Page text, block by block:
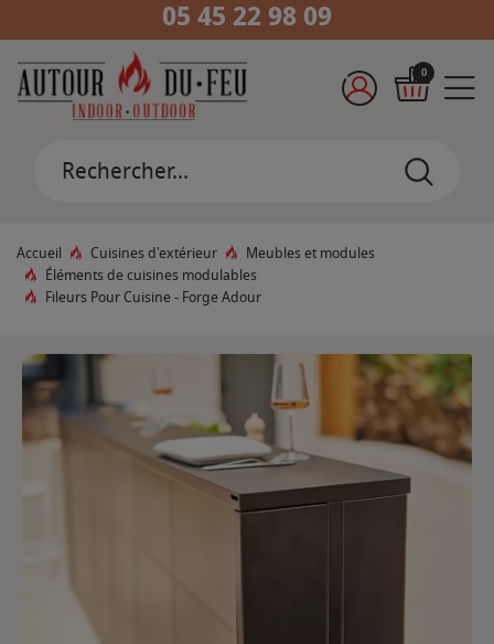
05 45 22 98 09
0
Accueil Cuisines d'extérieur
Meubles et modules
Éléments de cuisines modulables
Fileurs Pour Cuisine - Forge Adour